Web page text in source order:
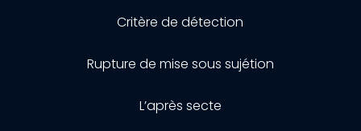
Critère de détection
Rupture de mise sous sujétion
L’après secte